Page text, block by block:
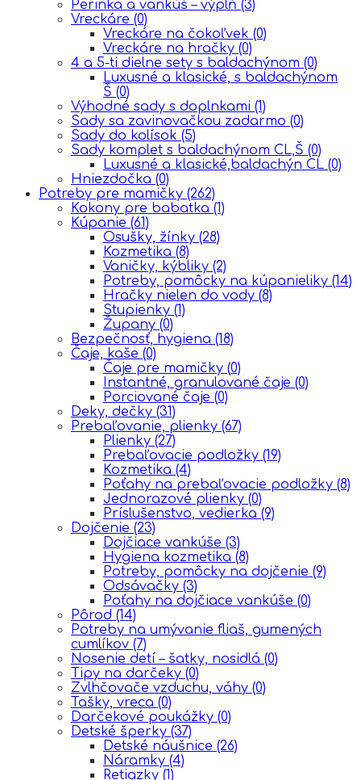
Perinka a vankúš – výplň (3)
Vreckáre (0)
Vreckáre na čokoľvek (0)
Vreckáre na hračky (0)
4 a 5-ti dielne sety s baldachýnom (0)
Luxusné a klasické, s baldachýnom
Š (0)
Výhodné sady s doplnkami (1)
Sady sa zavinovačkou zadarmo (0)
Sady do kolísok (5)
Sady komplet s baldachýnom CL,Š (0)
Luxusné a klasické,baldachýn CL (0)
Hniezdočka (0)
Potreby pre mamičky (262)
Kokony pre babatka (1)
Kúpanie (61)
Osušky, žínky (28)
Kozmetika (8)
Vaničky, kýbliky (2)
Potreby, pomôcky na kúpanieliky (14)
Hračky nielen do vody (8)
Stupienky (1)
Župany (0)
Bezpečnosť, hygiena (18)
Čaje, kaše (0)
Čaje pre mamičky (0)
Instantné, granulované čaje (0)
Porciované čaje (0)
Deky, dečky (31)
Prebaľovanie, plienky (67)
Plienky (27)
Prebaľovacie podložky (19)
Kozmetika (4)
Poťahy na prebaľovacie podložky (8)
Jednorazové plienky (0)
Príslušenstvo, vedierka (9)
Dojčenie (23)
Dojčiace vankúše (3)
Hygiena kozmetika (8)
Potreby, pomôcky na dojčenie (9)
Odsávačky (3)
Poťahy na dojčiace vankúše (0)
Pôrod (14)
Potreby na umývanie fliaš, gumených
cumlíkov (7)
Nosenie detí – šatky, nosidlá (0)
Tipy na darčeky (0)
Zvlhčovače vzduchu, váhy (0)
Tašky, vreca (0)
Darčekové poukážky (0)
Detské šperky (37)
Detské náušnice (26)
Náramky (4)
Retiazky (1)